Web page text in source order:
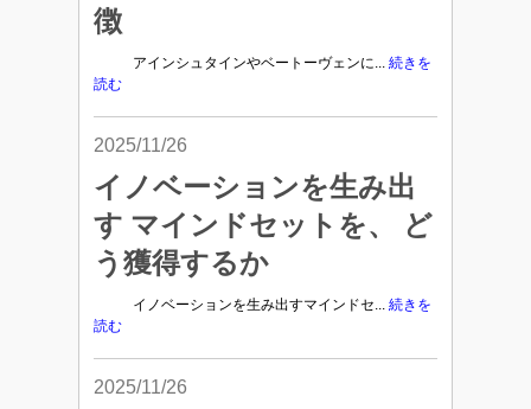
徴
アインシュタインやベートーヴェンに... 続きを
読む
2025/11/26
イノベーションを生み出
す マインドセットを、 ど
う獲得するか
イノベーションを生み出すマインドセ... 続きを
読む
2025/11/26